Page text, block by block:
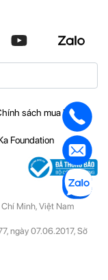
sách mua hàng
Foundation
Minh, Việt Nam
ngày 07.06.2017, Sở